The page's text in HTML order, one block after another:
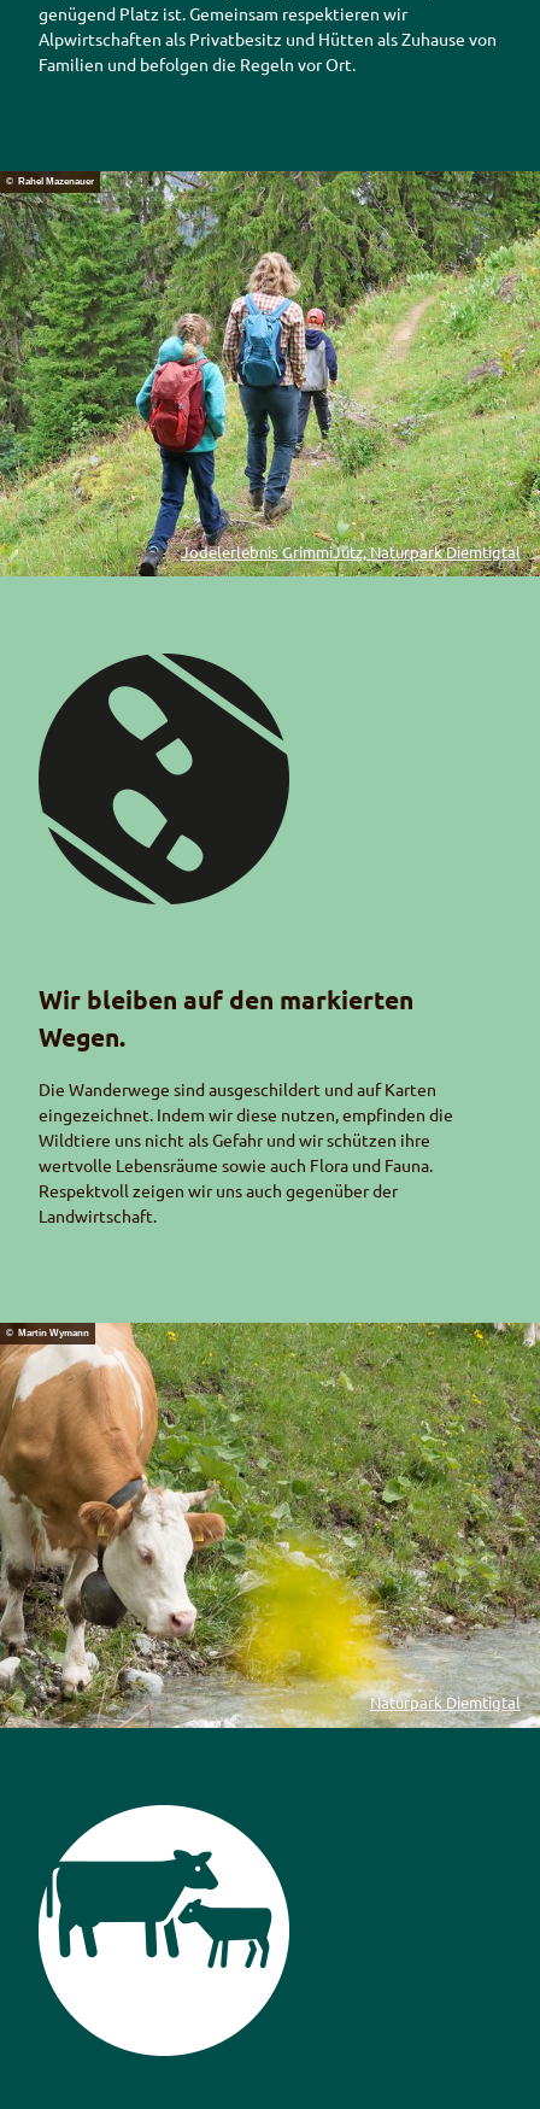
genügend Platz ist. Gemeinsam respektieren wir
Alpwirtschaften als Privatbesitz und Hütten als Zuhause von
Familien und befolgen die Regeln vor Ort.
Jodelerlebnis GrimmiJutz, Naturpark Diemtigtal
© Rahel Mazenauer
Wir bleiben auf den markierten
Wegen.
Die Wanderwege sind ausgeschildert und auf Karten
eingezeichnet. Indem wir diese nutzen, empfinden die
Wildtiere uns nicht als Gefahr und wir schützen ihre
wertvolle Lebensräume sowie auch Flora und Fauna.
Respektvoll zeigen wir uns auch gegenüber der
Landwirtschaft.
Naturpark Diemtigtal
© Martin Wymann